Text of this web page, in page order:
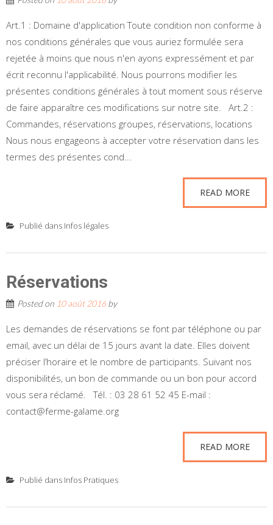
Art.1 : Domaine d'application Toute condition non conforme à
nos conditions générales que vous auriez formulée sera
rejetée à moins que nous n'en ayons expressément et par
écrit reconnu l'applicabilité. Nous pourrons modifier les
présentes conditions générales à tout moment sous réserve
de faire apparaître ces modifications sur notre site. Art.2 :
Commandes, réservations groupes, réservations, locations
Nous nous engageons à accepter votre réservation dans les
termes des présentes cond...
READ MORE
Publié dans Infos légales
Réservations
Posted on 10 août 2016by
Les demandes de réservations se font par téléphone ou par
email, avec un délai de 15 jours avant la date. Elles doivent
préciser l’horaire et le nombre de participants. Suivant nos
disponibilités, un bon de commande ou un bon pour accord
vous sera réclamé. Tél. : 03 28 61 52 45 E-mail :
contact@ferme-galame.org
READ MORE
Publié dans Infos Pratiques